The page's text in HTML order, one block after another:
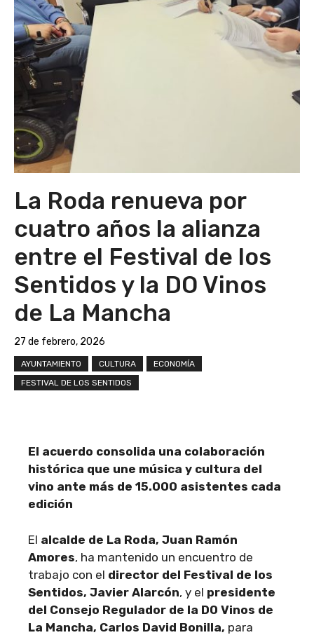
La Roda renueva por
cuatro años la alianza
entre el Festival de los
Sentidos y la DO Vinos
de La Mancha
27 de febrero, 2026
AYUNTAMIENTO CULTURA
ECONOMÍA
FESTIVAL DE LOS SENTIDOS
El acuerdo consolida una colaboración
histórica que une música y cultura del
vino ante más de 15.000 asistentes cada
edición
El alcalde de La Roda, Juan Ramón
Amores, ha mantenido un encuentro de
trabajo con el director del Festival de los
Sentidos, Javier Alarcón, y el presidente
del Consejo Regulador de la DO Vinos de
La Mancha, Carlos David Bonilla, para